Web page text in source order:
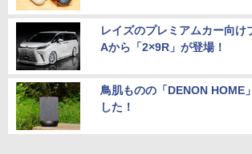
レイズのプレミアムカー向け
Aから「2×9R」が登場！
鳥肌ものの「DENON HOME
した！